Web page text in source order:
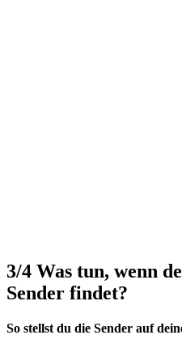
3/4 Was tun, wenn
Sender findet?
So stellst du die Sender auf